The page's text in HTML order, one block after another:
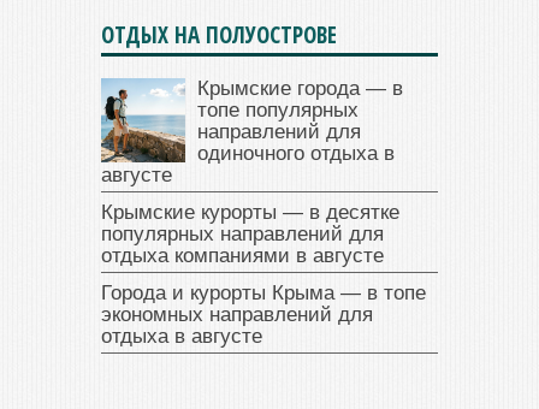
ОТДЫХ НА ПОЛУОСТРОВЕ
Крымские города — в
топе популярных
направлений для
одиночного отдыха в
августе
Крымские курорты — в десятке
популярных направлений для
отдыха компаниями в августе
Города и курорты Крыма — в топе
экономных направлений для
отдыха в августе